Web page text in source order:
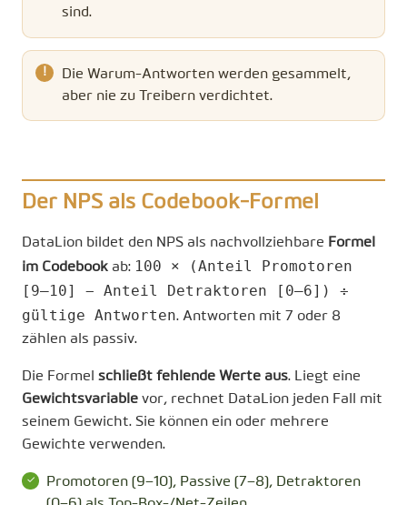
sind.
Die Warum-Antworten werden gesammelt,
aber nie zu Treibern verdichtet.
Der NPS als Codebook-Formel
DataLion bildet den NPS als nachvollziehbare Formel
im Codebook ab: 100 × (Anteil Promotoren
[9–10] − Anteil Detraktoren [0–6]) ÷
gültige Antworten. Antworten mit 7 oder 8
zählen als passiv.
Die Formel schließt fehlende Werte aus. Liegt eine
Gewichtsvariable vor, rechnet DataLion jeden Fall mit
seinem Gewicht. Sie können ein oder mehrere
Gewichte verwenden.
Promotoren (9–10), Passive (7–8), Detraktoren